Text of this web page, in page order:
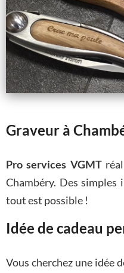
Graveur à
Pro services VGMT
Chambéry. Des simples
tout est possible !
Idée de cadeau
Vous cherchez une idée